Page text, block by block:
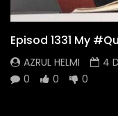
Episod 1331 My
AZRUL HELMI 4
0
0 0